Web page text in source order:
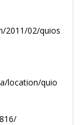
2011/02/quios
location/quio